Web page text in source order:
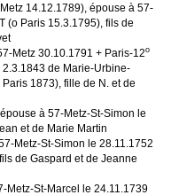
14.12.1789), épouse à 57-
(o Paris 15.3.1795), fils de
Metz 30.10.1791 + Paris-12o
de Marie-Urbine-
1873), fille de N. et de
à 57-Metz-St-Simon le
et de Marie Martin
Metz-St-Simon le 28.11.1752
de Gaspard et de Jeanne
St-Marcel le 24.11.1739